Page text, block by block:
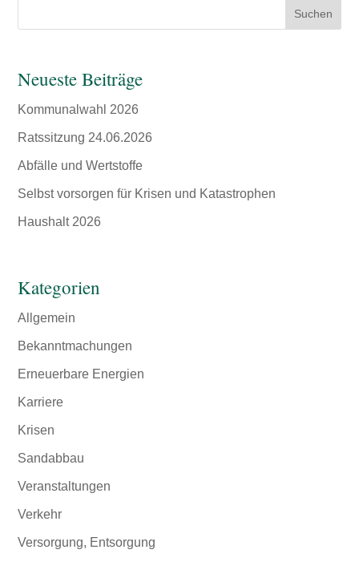
Suchen
Neueste Beiträge
Kommunalwahl 2026
Ratssitzung 24.06.2026
Abfälle und Wertstoffe
Selbst vorsorgen für Krisen und Katastrophen
Haushalt 2026
Kategorien
Allgemein
Bekanntmachungen
Erneuerbare Energien
Karriere
Krisen
Sandabbau
Veranstaltungen
Verkehr
Versorgung, Entsorgung